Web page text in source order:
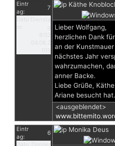
Eintr
ag:
7
Käthe
Lieber Wolfgang,
herzlichen Dank
an der
nächstes Jahr
wahrzumachen,
anner Backe.
Liebe Grüße,
Ariane besucht hat.
<ausgeblendet>
Eintr
ag:
6
Monika Deus